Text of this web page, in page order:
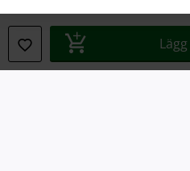
Bekräfta ångrat köp